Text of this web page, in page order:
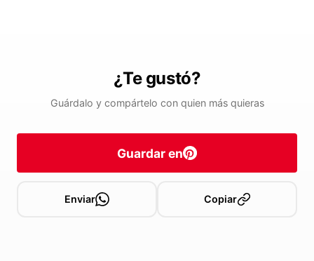
¿Te gustó?
Guárdalo y compártelo con quien más quieras
Guardar en
Enviar Copiar